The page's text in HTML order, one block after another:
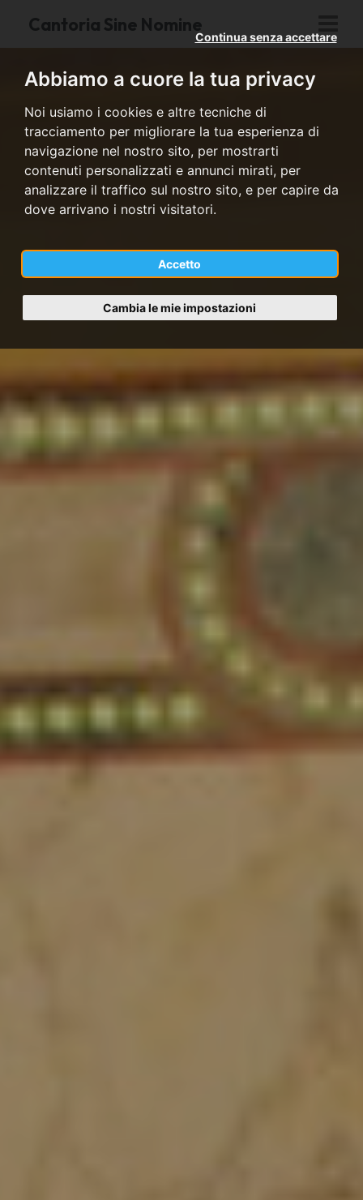
Abbiamo a cuore la tua privacy
Noi usiamo i cookies e altre tecniche di
tracciamento per migliorare la tua esperienza di
navigazione nel nostro sito, per mostrarti
contenuti personalizzati e annunci mirati, per
analizzare il traffico sul nostro sito, e per capire da
dove arrivano i nostri visitatori.
Accetto
Continua senza accettare
Cambia le mie impostazioni
Cantoria Sine Nomine